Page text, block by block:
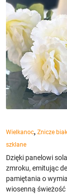
Wielkanoc, Znicze
szklane
Dzięki panelowi
zmroku, emitując
pamiętania o
wiosenną